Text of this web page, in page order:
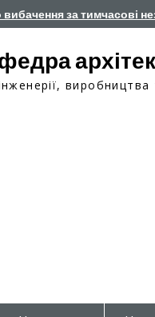
за тимчасові
виробництва